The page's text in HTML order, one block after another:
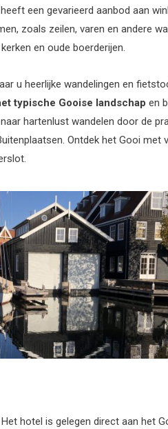
een gevarieerd aanbod aan
zoals zeilen, varen en andere
en oude boerderijen.
u heerlijke wandelingen en
typische Gooise landschap en
hartenlust wandelen door de
Ontdek het Gooi
hotel is gelegen direct aan het